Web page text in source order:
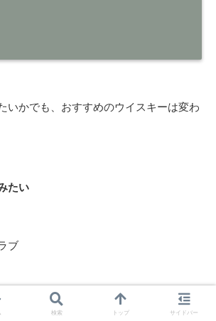
いかでも、おすすめのウイスキーは変わ
たい
ブ
検索 トップ サイドバー